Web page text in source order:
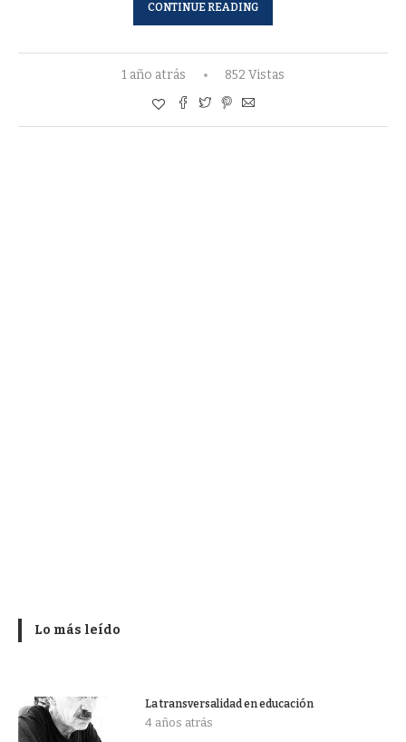
CONTINUE READING
1 año atrás 852 Vistas
Lo más leído
La transversalidad en educación
4 años atrás